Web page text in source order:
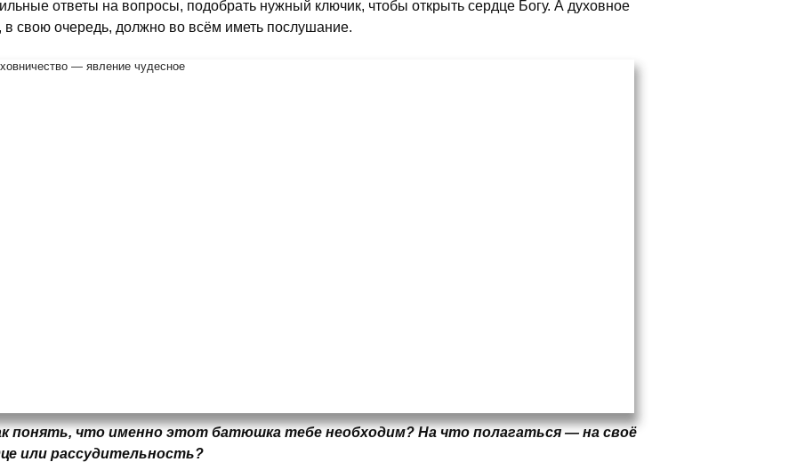
ответы на вопросы, подобрать нужный ключик, чтобы открыть сердце Богу. А духовное
в свою очередь, должно во всём иметь послушание.
понять, что именно этот батюшка тебе необходим? На что полагаться — на своё
или рассудительность?